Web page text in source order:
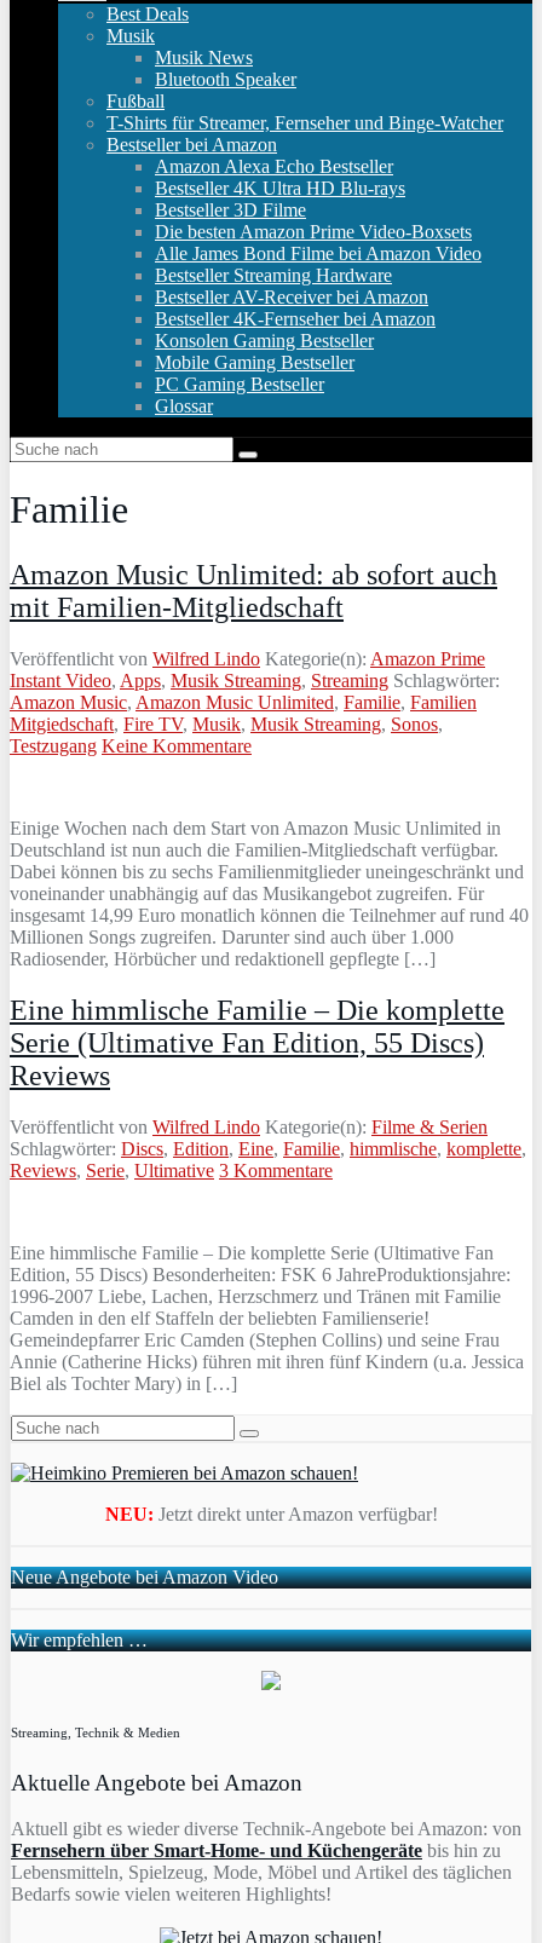
Best Deals
Musik
Musik News
Bluetooth Speaker
Fußball
T-Shirts für Streamer, Fernseher und Binge-Watcher
Bestseller bei Amazon
Amazon Alexa Echo Bestseller
Bestseller 4K Ultra HD Blu-rays
Bestseller 3D Filme
Die besten Amazon Prime Video-Boxsets
Alle James Bond Filme bei Amazon Video
Bestseller Streaming Hardware
Bestseller AV-Receiver bei Amazon
Bestseller 4K-Fernseher bei Amazon
Konsolen Gaming Bestseller
Mobile Gaming Bestseller
PC Gaming Bestseller
Glossar
Familie
Amazon Music Unlimited: ab sofort auch
mit Familien-Mitgliedschaft
Veröffentlicht von Wilfred Lindo Kategorie(n): Amazon Prime
Instant Video, Apps, Musik Streaming, Streaming Schlagwörter:
Amazon Music, Amazon Music Unlimited, Familie, Familien
Mitgiedschaft, Fire TV, Musik, Musik Streaming, Sonos,
Testzugang Keine Kommentare
Einige Wochen nach dem Start von Amazon Music Unlimited in
Deutschland ist nun auch die Familien-Mitgliedschaft verfügbar.
Dabei können bis zu sechs Familienmitglieder uneingeschränkt und
voneinander unabhängig auf das Musikangebot zugreifen. Für
insgesamt 14,99 Euro monatlich können die Teilnehmer auf rund 40
Millionen Songs zugreifen. Darunter sind auch über 1.000
Radiosender, Hörbücher und redaktionell gepflegte […]
Eine himmlische Familie – Die komplette
Serie (Ultimative Fan Edition, 55 Discs)
Reviews
Veröffentlicht von Wilfred Lindo Kategorie(n): Filme & Serien
Schlagwörter: Discs, Edition, Eine, Familie, himmlische, komplette,
Reviews, Serie, Ultimative 3 Kommentare
Eine himmlische Familie – Die komplette Serie (Ultimative Fan
Edition, 55 Discs) Besonderheiten: FSK 6 JahreProduktionsjahre:
1996-2007 Liebe, Lachen, Herzschmerz und Tränen mit Familie
Camden in den elf Staffeln der beliebten Familienserie!
Gemeindepfarrer Eric Camden (Stephen Collins) und seine Frau
Annie (Catherine Hicks) führen mit ihren fünf Kindern (u.a. Jessica
Biel als Tochter Mary) in […]
NEU: Jetzt direkt unter Amazon verfügbar!
Neue Angebote bei Amazon Video
Wir empfehlen …
Streaming, Technik & Medien
Aktuelle Angebote bei Amazon
Aktuell gibt es wieder diverse Technik-Angebote bei Amazon: von
Fernsehern über Smart-Home- und Küchengeräte bis hin zu
Lebensmitteln, Spielzeug, Mode, Möbel und Artikel des täglichen
Bedarfs sowie vielen weiteren Highlights!